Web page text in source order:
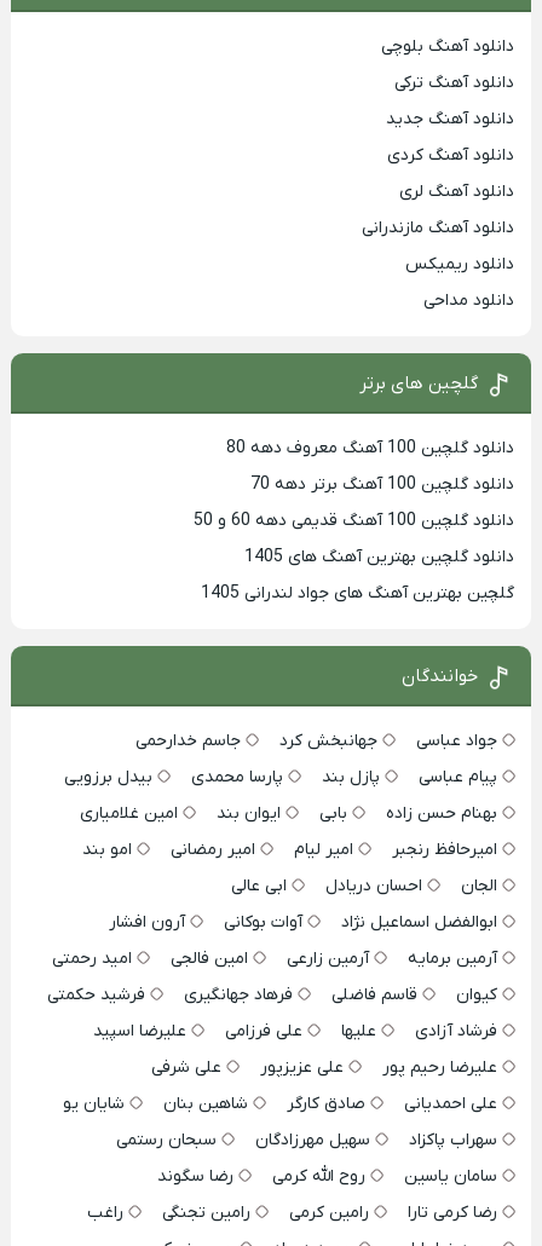
دانلود آهنگ بلوچی
دانلود آهنگ ترکی
دانلود آهنگ جدید
دانلود آهنگ کردی
دانلود آهنگ لری
دانلود آهنگ مازندرانی
دانلود ریمیکس
دانلود مداحی
گلچین های برتر
دانلود گلچین 100 آهنگ معروف دهه 80
دانلود گلچین 100 آهنگ برتر دهه 70
دانلود گلچین 100 آهنگ قدیمی دهه 60 و 50
دانلود گلچین بهترین آهنگ های 1405
گلچین بهترین آهنگ های جواد لندرانی 1405
خوانندگان
جواد عباسی جهانبخش کرد
جاسم خدارحمی
پیام عباسی
پازل بند پارسا محمدی
بیدل برزویی
بهنام حسن زاده
بابی ایوان بند
امین غلامیاری
امیرحافظ رنجبر
امیر لیام امیر رمضانی
امو بند
الجان
احسان دریادل
ابی عالی
ابوالفضل اسماعیل نژاد
آوات بوکانی
آرون افشار
آرمین برمایه
آرمین زارعی امین فالجی
امید رحمتی
کیوان
قاسم فاضلی فرهاد جهانگیری
فرشید حکمتی
فرشاد آزادی
علیها علی فرزامی
علیرضا اسپید
علیرضا رحیم پور
علی عزیزپور
علی شرفی
علی احمدیانی
صادق کارگر شاهین بنان
شایان یو
سهراب پاکزاد
سهیل مهرزادگان
سبحان رستمی
سامان یاسین
روح الله کرمی
رضا سگوند
رضا کرمی تارا
رامین کرمی رامین تجنگی
راغب